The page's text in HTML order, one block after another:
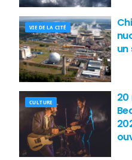
VIE DE LA CITÉ
un
CULTURE
20